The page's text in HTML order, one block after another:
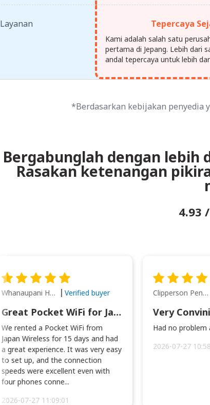
Layanan Tepercaya
Kami adalah salah satu
pertama di Jepang. Lebih dari
andal tepercaya untuk lebih
*Berdasarkan kebijakan penyedia
Bergabunglah dengan lebih
Rasakan ketenangan
4.93
Whanaupani Henry Joseph Macown Verified buyer
Great Pocket WiFi for Japan Travel
We rented a Pocket WiFi from
Japan Wireless for 15 days and had
a great experience. It was very easy
to set up, and the connection
speeds were excellent even with
four phones conne...
2026-07-27 11:09:01
Clipperson Penilla
Very
Had no problem
2026-07-27